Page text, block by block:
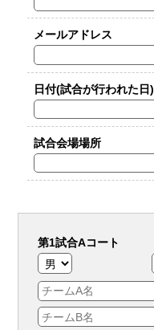
メールアドレス
日付(試合が行われた日)
試合会場場所
第1試合Aコート